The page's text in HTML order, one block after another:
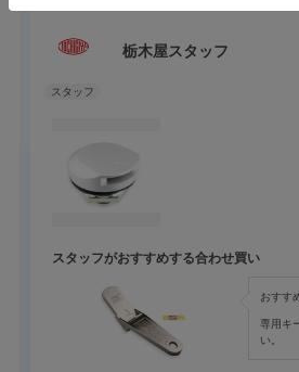
栃木屋スタッフ
スタッフがおすすめする合わせ買い
おすす
専用キ
い。